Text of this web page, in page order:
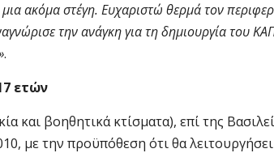
ακόμα στέγη. Ευχαριστώ θερμά τον
την ανάγκη για τη δημιουργία του
.
ετών
και βοηθητικά κτίσματα), επί της
με την προϋπόθεση ότι θα